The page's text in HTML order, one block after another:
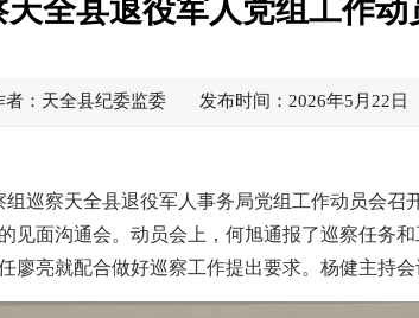
全县退役军人党组工作动
：天全县纪委监委 发布时间：2026年5月22
巡察天全县退役军人事务局党组工作动员会召
见面沟通会。动员会上，何旭通报了巡察任务
亮就配合做好巡察工作提出要求。杨健主持会